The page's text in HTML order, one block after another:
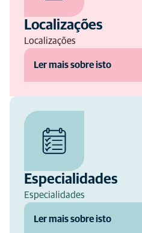
Localizações
Localizações
Ler mais sobre isto
Especialidades
Especialidades
Ler mais sobre isto